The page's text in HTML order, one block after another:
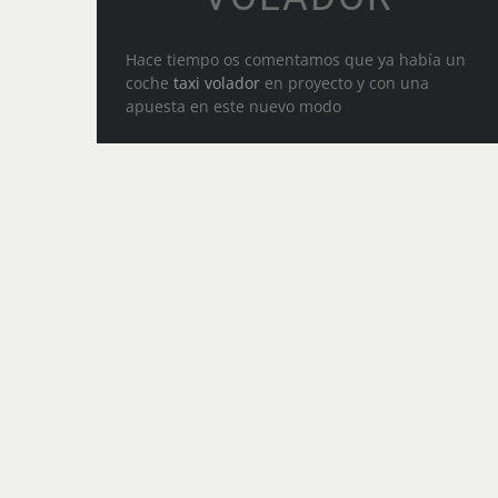
Hace tiempo os comentamos que ya había un
coche taxi volador en proyecto y con una
apuesta en este nuevo modo